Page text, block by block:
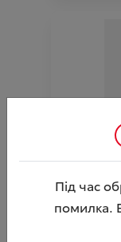
Сигнали
Ціна
Ціна з
Під час
помилка.